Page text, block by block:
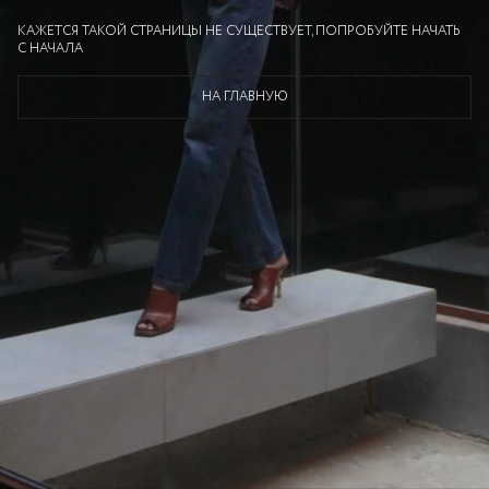
КАЖЕТСЯ ТАКОЙ СТРАНИЦЫ НЕ СУЩЕСТВУЕТ, ПОПРОБУЙТЕ НАЧАТЬ
С НАЧАЛА
НА ГЛАВНУЮ